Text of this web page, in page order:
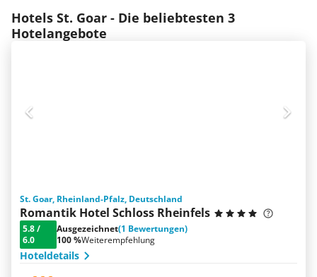
Hotels St. Goar - Die beliebtesten 3
Hotelangebote
St. Goar, Rheinland-Pfalz, Deutschland
Romantik Hotel Schloss Rheinfels
5.8/
6.0
Ausgezeichnet(1 Bewertungen)
100 %Weiterempfehlung
Hoteldetails